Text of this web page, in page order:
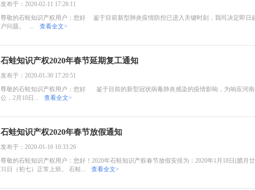
发布于：2020-02-11 17:28:11
尊敬的石蛙知识产权用户：您好 鉴于目前新型肺炎疫情防控已进入关键时刻，我司决定即日
户问题。 ...
查看全文>
石蛙知识产权2020年春节延期复工通知
发布于：2020-01-30 17:20:51
尊敬的石蛙知识产权用户：您好 鉴于目前的新型冠状病毒肺炎感染的疫情影响，为响应河南
公，2月10日...
查看全文>
石蛙知识产权2020年春节放假通知
发布于：2020-01-16 10:33:26
尊敬的石蛙知识产权用户：您好！2020年石蛙知识产权春节放假安排为：2020年1月18日(腊月
31日（初七）正常上班。 石蛙...
查看全文>